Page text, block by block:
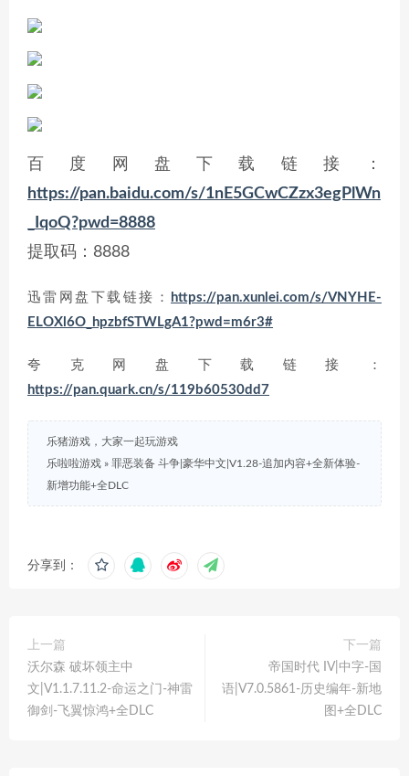
百度网盘下载链接：
https://pan.baidu.com/s/1nE5GCwCZzx3egPlWn
_IqoQ?pwd=8888
提取码：8888
迅雷网盘下载链接：
https://pan.xunlei.com/s/VNYHE-
ELOXl6O_hpzbfSTWLgA1?pwd=m6r3#
夸克网盘下载链接：
https://pan.quark.cn/s/119b60530dd7
乐猪游戏，大家一起玩游戏
乐啦啦游戏 » 罪恶装备 斗争|豪华中文|V1.28-追加内容+全新体验-
新增功能+全DLC
分享到：
上一篇
沃尔森 破坏领主中
文|V1.1.7.11.2-命运之门-神雷
御剑-飞翼惊鸿+全DLC
下一篇
帝国时代 IV|中字-国
语|V7.0.5861-历史编年-新地
图+全DLC